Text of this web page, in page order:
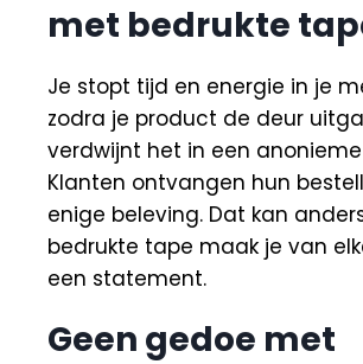
met bedrukte
Je stopt tijd en energie in je
zodra je product de deur
verdwijnt het in een
Klanten ontvangen hun
enige beleving. Dat kan
bedrukte tape maak je van
een statement.
Geen gedoe met